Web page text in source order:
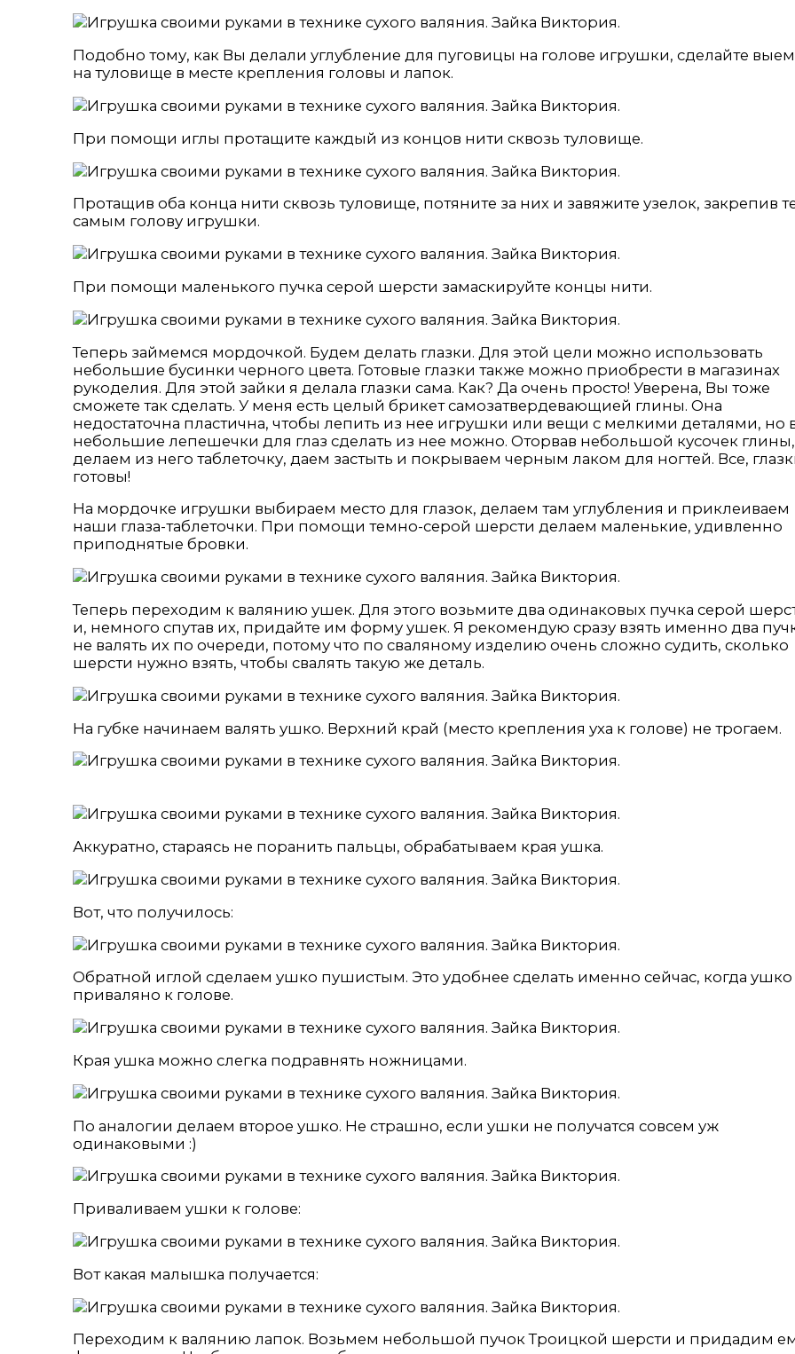
Подобно тому, как Вы делали углубление для пуговицы на голове игрушки, сделайте
на туловище в месте крепления головы и лапок.
При помощи иглы протащите каждый из концов нити сквозь туловище.
Протащив оба конца нити сквозь туловище, потяните за них и завяжите узелок, закрепив
самым голову игрушки.
При помощи маленького пучка серой шерсти замаскируйте концы нити.
Теперь займемся мордочкой. Будем делать глазки. Для этой цели можно использовать
небольшие бусинки черного цвета. Готовые глазки также можно приобрести в магазинах
рукоделия. Для этой зайки я делала глазки сама. Как? Да очень просто! Уверена, Вы тоже
сможете так сделать. У меня есть целый брикет самозатвердевающией глины. Она
недостаточна пластична, чтобы лепить из нее игрушки или вещи с мелкими деталями, но
небольшие лепешечки для глаз сделать из нее можно. Оторвав небольшой кусочек глины,
делаем из него таблеточку, даем застыть и покрываем черным лаком для ногтей. Все,
готовы!
На мордочке игрушки выбираем место для глазок, делаем там углубления и приклеиваем
наши глаза-таблеточки. При помощи темно-серой шерсти делаем маленькие, удивленно
приподнятые бровки.
Теперь переходим к валянию ушек. Для этого возьмите два одинаковых пучка серой
и, немного спутав их, придайте им форму ушек. Я рекомендую сразу взять именно два
не валять их по очереди, потому что по сваляному изделию очень сложно судить, сколько
шерсти нужно взять, чтобы свалять такую же деталь.
На губке начинаем валять ушко. Верхний край (место крепления уха к голове) не трогаем.
Аккуратно, стараясь не поранить пальцы, обрабатываем края ушка.
Вот, что получилось:
Обратной иглой сделаем ушко пушистым. Это удобнее сделать именно сейчас, когда ушко
приваляно к голове.
Края ушка можно слегка подравнять ножницами.
По аналогии делаем второе ушко. Не страшно, если ушки не получатся совсем уж
одинаковыми :)
Приваливаем ушки к голове:
Вот какая малышка получается:
Переходим к валянию лапок. Возьмем небольшой пучок Троицкой шерсти и придадим